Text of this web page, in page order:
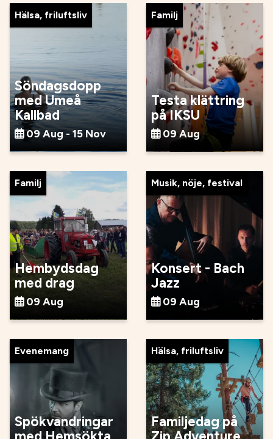
Hälsa, friluftsliv
Söndagsdopp
med Umeå
Kallbad
09 Aug - 15 Nov
Familj
Testa klättring
på IKSU
09 Aug
Familj
Hembydsdag
med drag
09 Aug
Musik, nöje, festival
Konsert - Bach
Jazz
09 Aug
Evenemang
Spökvandringar
Hälsa, friluftsliv
Familjedag på